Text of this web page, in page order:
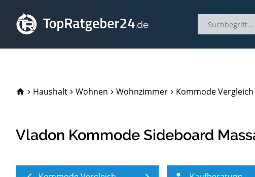
TopRatgeber24.de
Haushalt Wohnen Wohnzimmer Kommode Vergleich
Vladon Kommode Sideboard